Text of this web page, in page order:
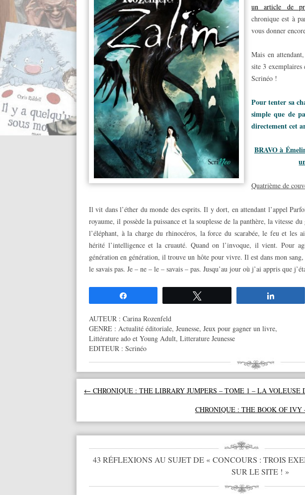
un article de
chronique est à
vous donner
Mais en
site 3
Scrinéo !
Pour tenter sa
simple que de
directement cet
BRAVO à
Quatrième de
Il vit dans l’éther du monde des esprits. Il y dort, en attendant l’appel
royaume, il possède la puissance et la souplesse de la panthère, la vitesse
l’éléphant, à la charge du rhinocéros, la force du scarabée, le feu et les
hérité l’intelligence et la cruauté. Quand on l’invoque, il vient. Pour
génération en génération, il trouve un hôte pour vivre. Il est dans mon
le savais pas. Je – ne – le – savais – pas. Jusqu’au jour où j’ai appris que
AUTEUR : Carina Rozenfeld
GENRE : Actualité éditoriale, Jeunesse, Jeux pour gagner un livre,
Littérature ado et Young Adult, Litterature Jeunesse
EDITEUR : Scrinéo
Navigation des articles
← CHRONIQUE : THE LIBRARY JUMPERS – TOME 1 – LA VOLEUSE
CHRONIQUE : THE BOOK OF
43 RÉFLEXIONS AU SUJET DE «CONCOURS : TROIS
SUR LE SITE ! »